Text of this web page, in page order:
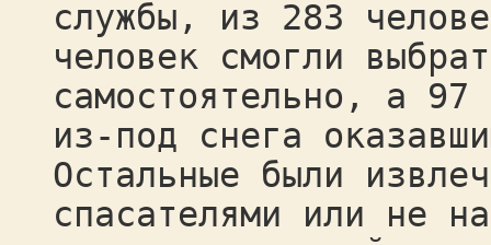
службы, из 283
человек смогли
самостоятельно, а 97
из-под снега
Остальные были
спасателями или не